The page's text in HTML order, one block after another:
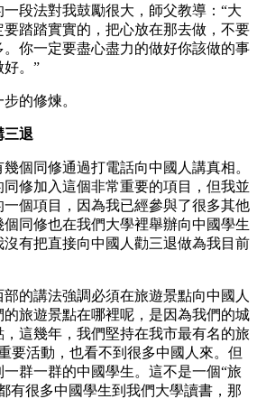
段法對我鼓勵很大，師父教導：“大
踏踏實實的，把心放在那去做，不要
你一定要盡心盡力的做好你該做的事
好。”
的修煉。
三退
個同修通過打電話向中國人講真相。
修加入這個非常重要的項目，但我並
個項目，因為我已經參與了很多其他
同修也在我們大學裡舉辦向中國學生
有把直接向中國人勸三退做為我目前
的講法強調必須在旅遊景點向中國人
旅遊景點在哪裡呢，是因為我們的城
這幾年，我們堅持在我市最有名的旅
要活動，也看不到很多中國人來。但
群一群的中國學生。這不是一個“旅
有很多中國學生到我們大學讀書，那